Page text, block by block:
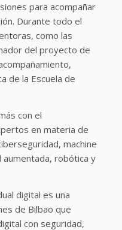
para acompañar
Durante todo el
como las
del proyecto de
de la Escuela de
con el
en materia de
machine
aumentada, robótica y
digital es una
de Bilbao que
con seguridad,